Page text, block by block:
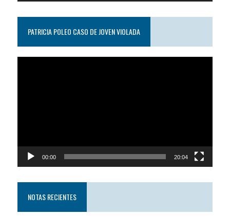
PATRICIA POLEO CASO DE JOVEN VIOLADA
00:00 20:04
NOTAS RECIENTES